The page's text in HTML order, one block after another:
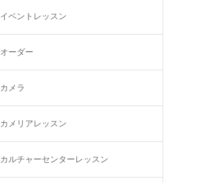
イベントレッスン
オーダー
カメラ
カメリアレッスン
カルチャーセンターレッスン